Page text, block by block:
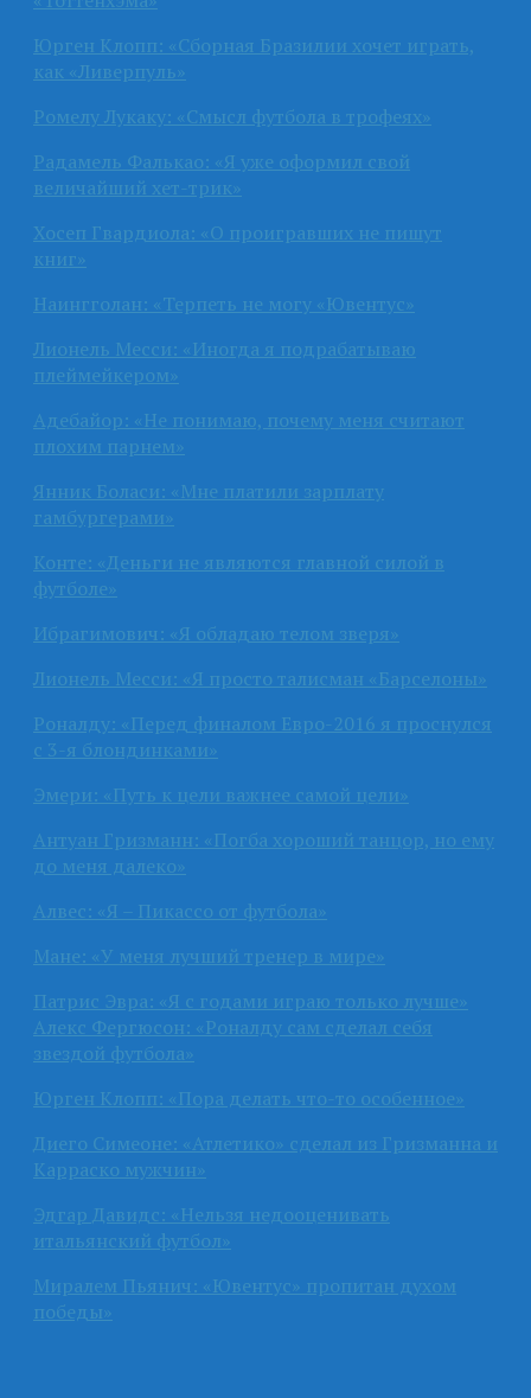
Юрген Клопп: «Сборная Бразилии хочет играть,
как «Ливерпуль»
Ромелу Лукаку: «Смысл футбола в трофеях»
Радамель Фалькао: «Я уже оформил свой
величайший хет-трик»
Хосеп Гвардиола: «О проигравших не пишут
книг»
Наингголан: «Терпеть не могу «Ювентус»
Лионель Месси: «Иногда я подрабатываю
плеймейкером»
Адебайор: «Не понимаю, почему меня считают
плохим парнем»
Янник Боласи: «Мне платили зарплату
гамбургерами»
Конте: «Деньги не являются главной силой в
футболе»
Ибрагимович: «Я обладаю телом зверя»
Лионель Месси: «Я просто талисман «Барселоны»
Роналду: «Перед финалом Евро-2016 я проснулся
с 3-я блондинками»
Эмери: «Путь к цели важнее самой цели»
Антуан Гризманн: «Погба хороший танцор, но ему
до меня далеко»
Алвес: «Я – Пикассо от футбола»
Мане: «У меня лучший тренер в мире»
Патрис Эвра: «Я с годами играю только лучше»
Алекс Фергюсон: «Роналду сам сделал себя
звездой футбола»
Юрген Клопп: «Пора делать что-то особенное»
Диего Симеоне: «Атлетико» сделал из Гризманна и
Карраско мужчин»
Эдгар Давидс: «Нельзя недооценивать
итальянский футбол»
Миралем Пьянич: «Ювентус» пропитан духом
победы»